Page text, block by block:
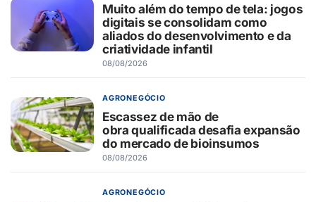
Muito além do tempo de tela: jogos
digitais se consolidam como
aliados do desenvolvimento e da
criatividade infantil
08/08/2026
AGRONEGÓCIO
Escassez de mão de
obra qualificada desafia expansão
do mercado de bioinsumos
08/08/2026
AGRONEGÓCIO